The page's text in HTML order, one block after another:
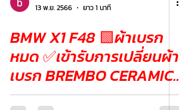
13 พ.ย. 2566
ยาว 1 นาที
BMW X1 F48 🟩ผ้าเบรก
หมด ✅เข้ารับการเปลี่ยนผ้า
เบรก BREMBO CERAMIC
BRAKE